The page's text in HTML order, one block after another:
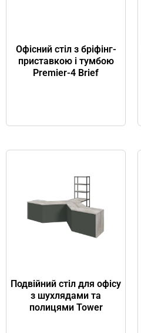
Офісний стіл з бріфінг-
приставкою і тумбою
Premier-4 Brief
Подвійний стіл для офісу
з шухлядами та
полицями Tower